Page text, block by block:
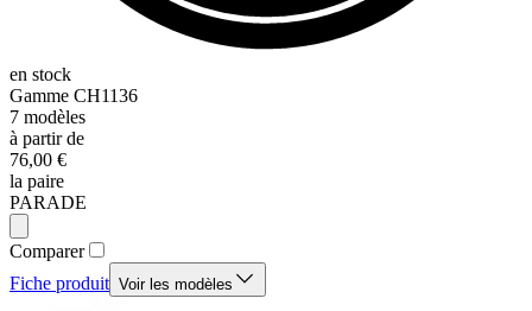
en stock
Gamme CH1136
7 modèles
à partir de
76,00 €
la paire
PARADE
Comparer
Fiche produit Voir les modèles